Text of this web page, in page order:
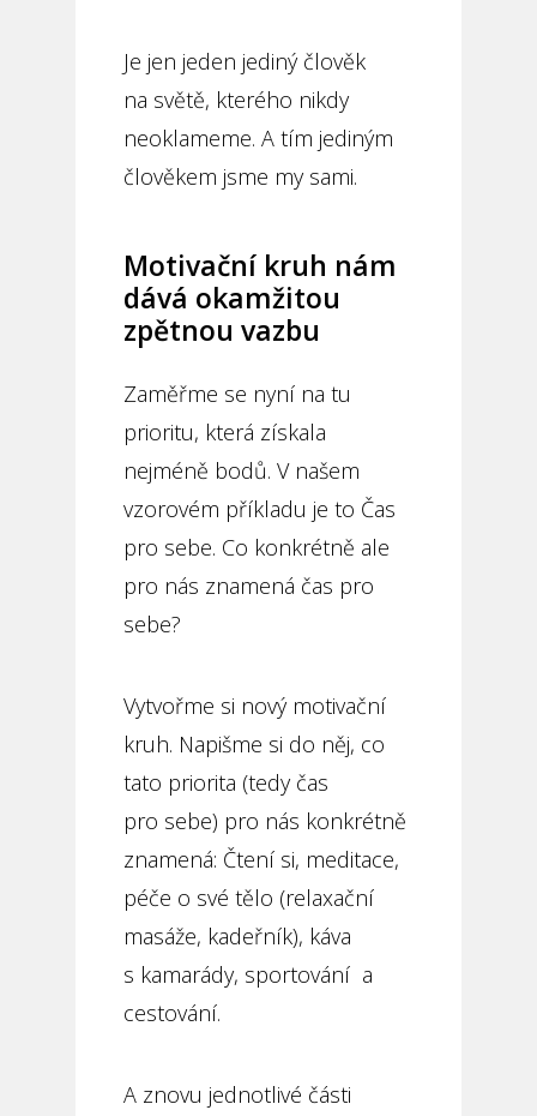
Je jen jeden jediný člověk
na světě, kterého nikdy
neoklameme. A tím jediným
člověkem jsme my sami.
Motivační kruh nám
dává okamžitou
zpětnou vazbu
Zaměřme se nyní na tu
prioritu, která získala
nejméně bodů. V našem
vzorovém příkladu je to Čas
pro sebe. Co konkrétně ale
pro nás znamená čas pro
sebe?
Vytvořme si nový motivační
kruh. Napišme si do něj, co
tato priorita (tedy čas
pro sebe) pro nás konkrétně
znamená: Čtení si, meditace,
péče o své tělo (relaxační
masáže, kadeřník), káva
s kamarády, sportování a
cestování.
A znovu jednotlivé části